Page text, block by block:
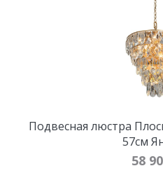
Подвесная люстра
57см
58